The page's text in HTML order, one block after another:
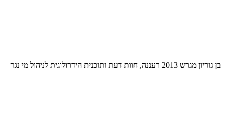
בן גוריון מגרש 2013 רעננה, חוות דעת ותוכנית הידרולוגית לניהול מי נגר